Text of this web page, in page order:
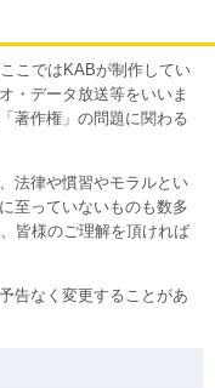
こではKABが制作してい
・データ放送等をいいま
著作権」の問題に関わる
法律や慣習やモラルとい
至っていないものも数多
皆様のご理解を頂ければ
告なく変更することがあ